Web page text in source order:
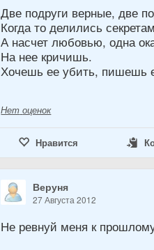
Две подруги верные, две
Когда то делились
А насчет любовью, одна
На нее кричишь.
Хочешь ее убить, пишешь
Нет оценок
Нравится
Веруня
27 Августа 2012
Не ревнуй меня к